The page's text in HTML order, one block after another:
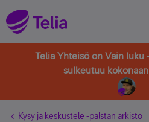
Telia Yhteisö on Vain luku
sulkeutuu
Kysy ja keskustele -palstan arkisto